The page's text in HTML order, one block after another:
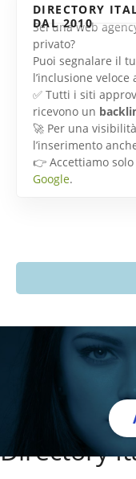
DIRECTORY
DAL 2010
Sei una web
privato?
Puoi segnalare il
l’inclusione veloce
✅ Tutti i siti
ricevono un
🚀 Per una
l’inserimento
👉 Accettiamo
Google.
Directory